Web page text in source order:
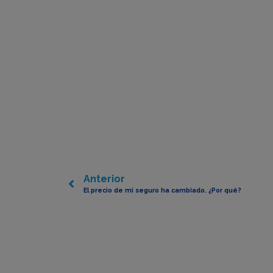
Anterior
El precio de mi seguro ha cambiado. ¿Por qué?